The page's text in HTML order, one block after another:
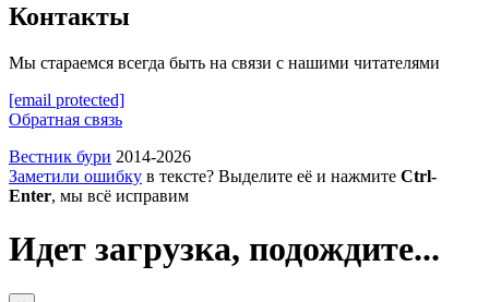
Контакты
Мы стараемся всегда быть на связи с нашими читателями
[email protected]
Обратная связь
Вестник бури 2014-2026
Заметили ошибку в тексте? Выделите её и нажмите Ctrl-
Enter, мы всё исправим
Идет загрузка, подождите...